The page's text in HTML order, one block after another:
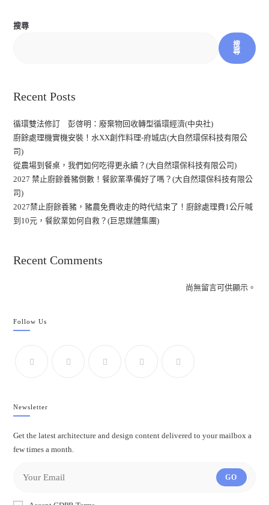
搜尋
搜
尋
Recent Posts
循環雙法修訂 彭啓明：廢棄物回收轉型循環經濟(中央社)
廚餘處理機實機安裝！水XX創作料理-府城店(大自然環保科技有限公
司)
從農場到餐桌，我們如何吃得更永續？(大自然環保科技有限公司)
2027 禁止廚餘養豬倒數！餐飲業準備好了嗎？(大自然環保科技有限公
司)
2027禁止廚餘養豬，豬農免費收走的時代結束了！廚餘處理費1公斤喊
到10元，餐飲業如何自救？(巨思媒體集團)
Recent Comments
尚無留言可供顯示。
Follow Us
Newsletter
Get the latest architecture and design content delivered to your mailbox a
few times a month.
GO